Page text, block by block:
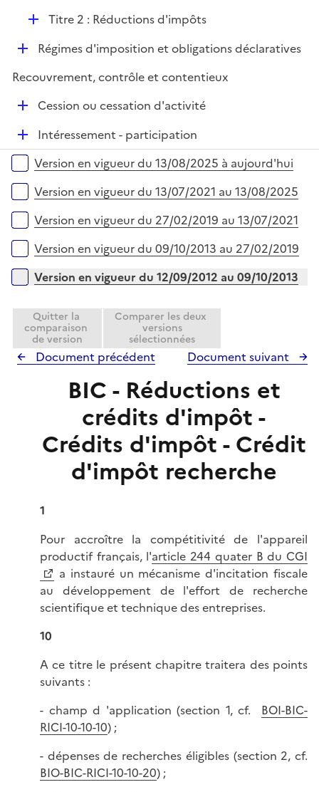
l
e
r
D
p
i
e
Titre 2 : Réductions d'impôts
D
p
r
Régimes d'imposition et obligations déclaratives
Recouvrement, contrôle et contentieux
D
e
Cession ou cessation d'activité
D
é
p
e
Intéressement - participation
Versions sur la période
Version en vigueur du 13/08/2025 à aujourd'hui
Version en vigueur du 13/07/2021 au 13/08/2025
Version en vigueur du 27/02/2019 au 13/07/2021
Version en vigueur du 09/10/2013 au 27/02/2019
Version en vigueur du 12/09/2012 au 09/10/2013
Quitter la
comparaison
de version
Comparer les deux
versions
sélectionnées
Document précédent Document suivant
BIC - Réductions et
crédits d'impôt -
Crédits d'impôt - Crédit
d'impôt recherche
1
Pour accroître la compétitivité de l'appareil
productif français, l'article 244 quater B du CGI
a instauré un mécanisme d'incitation fiscale
au développement de l'effort de recherche
scientifique et technique des entreprises.
10
A ce titre le présent chapitre traitera des points
suivants :
- champ d 'application (section 1, cf. BOI-BIC-
RICI-10-10-10) ;
- dépenses de recherches éligibles (section 2, cf.
BIO-BIC-RICI-10-10-20) ;